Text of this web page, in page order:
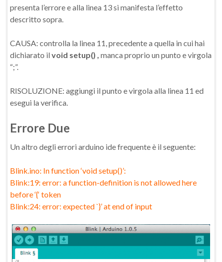
presenta l’errore e alla linea 13 si manifesta l’effetto
descritto sopra.
CAUSA: controlla la linea 11, precedente a quella in cui hai
dichiarato il void setup() , manca proprio un punto e virgola
“;”.
RISOLUZIONE: aggiungi il punto e virgola alla linea 11 ed
esegui la verifica.
Errore Due
Un altro degli errori arduino ide frequente è il seguente:
Blink.ino: In function ‘void setup()’:
Blink:19: error: a function-definition is not allowed here
before ‘{‘ token
Blink:24: error: expected `}’ at end of input